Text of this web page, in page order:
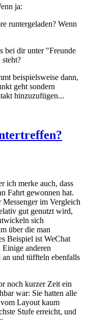
ja:
runtergeladen? Wenn
bei dir unter "Freunde
beispielsweise dann,
geht sondern
hinzuzufügen...
ich merke auch, dass
Fahrt gewonnen hat.
im Vergleich
gut genutzt wird,
sich
über die man
Beispiel ist WeChat
Einige anderen
an und tüffteln ebenfalls
noch kurzer Zeit ein
war: Sie hatten alle
Layout kaum
Stufe erreicht, und